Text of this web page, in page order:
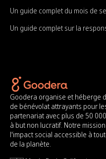
Un guide complet du mois de
Un guide complet sur la
Goodera organise et héberge
de bénévolat attrayants pour
partenariat avec plus de 50
à but non lucratif. Notre
l'impact social accessible à
de la planète.